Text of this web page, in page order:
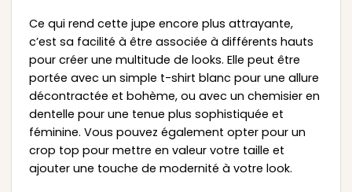
Ce qui rend cette jupe encore plus attrayante,
c’est sa facilité à être associée à différents hauts
pour créer une multitude de looks. Elle peut être
portée avec un simple t-shirt blanc pour une allure
décontractée et bohème, ou avec un chemisier en
dentelle pour une tenue plus sophistiquée et
féminine. Vous pouvez également opter pour un
crop top pour mettre en valeur votre taille et
ajouter une touche de modernité à votre look.